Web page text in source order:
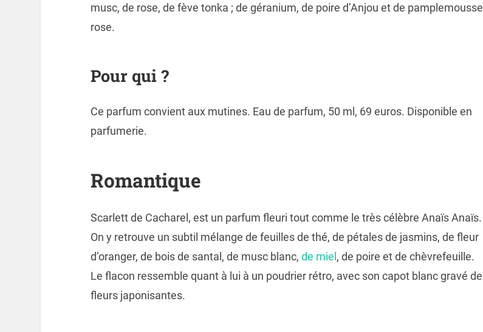
musc, de rose, de fève tonka ; de géranium, de poire d’Anjou et de pamplemousse
rose.
Pour qui ?
Ce parfum convient aux mutines. Eau de parfum, 50 ml, 69 euros. Disponible en
parfumerie.
Romantique
Scarlett de Cacharel, est un parfum fleuri tout comme le très célèbre Anaïs Anaïs.
On y retrouve un subtil mélange de feuilles de thé, de pétales de jasmins, de fleur
d’oranger, de bois de santal, de musc blanc, de miel, de poire et de chèvrefeuille.
Le flacon ressemble quant à lui à un poudrier rétro, avec son capot blanc gravé de
fleurs japonisantes.